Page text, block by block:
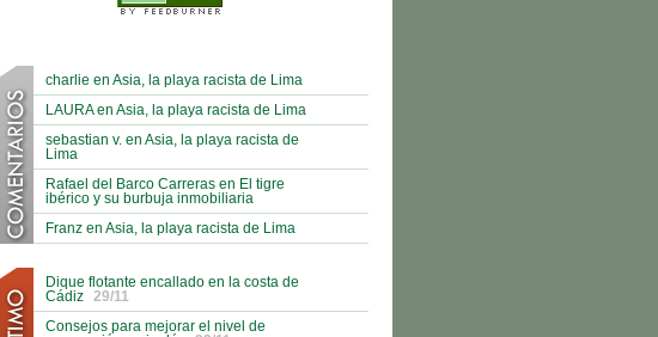
charlie en Asia, la playa racista de Lima
LAURA en Asia, la playa racista de Lima
sebastian v. en Asia, la playa racista de
Lima
Rafael del Barco Carreras en El tigre
ibérico y su burbuja inmobiliaria
Franz en Asia, la playa racista de Lima
Dique flotante encallado en la costa de
Cádiz
29/11
Consejos para mejorar el nivel de